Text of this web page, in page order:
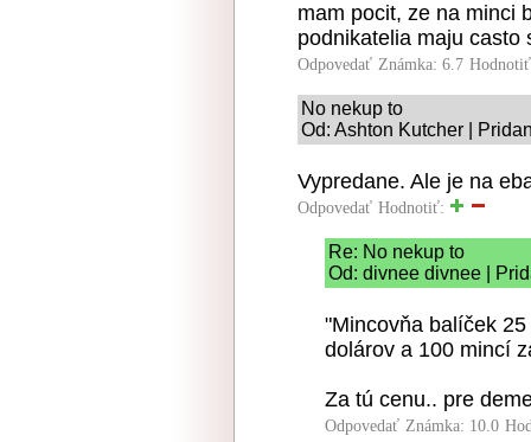
mam pocit, ze na minci
podnikatelia maju casto
Odpovedať Známka: 6.7
No nekup to
Od: Ashton Kutcher |
Vypredane. Ale je na
Odpovedať Hodnotiť:
Re: No nekup to
Od: divnee divnee |
"Mincovňa balíček
dolárov a 100 mincí
Za tú cenu.. pre
Odpovedať Známka: 10.0